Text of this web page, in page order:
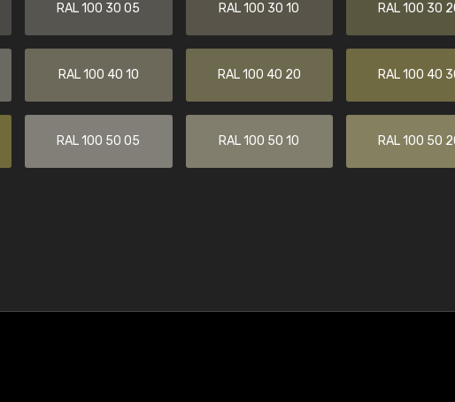
RAL 100 30 05 RAL 100 30 10 RAL 100 30
RAL 100 40 10 RAL 100 40 20 RAL 100 40
RAL 100 50 05 RAL 100 50 10 RAL 100 50